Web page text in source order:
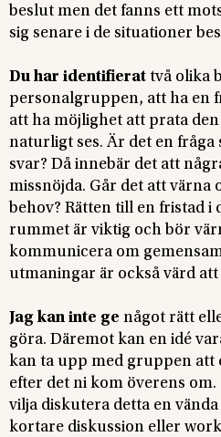
beslut men det fanns ett
sig senare i de situationer
Du har identifierat två olika
personalgruppen, att ha en
att ha möjlighet att prata
naturligt ses. Är det en fråga
svar? Då innebär det att
missnöjda. Går det att värna
behov? Rätten till en fristad i
rummet är viktig och bör
kommunicera om
utmaningar är också värd att
Jag kan inte ge något rätt
göra. Däremot kan en idé
kan ta upp med gruppen att
efter det ni kom överens
vilja diskutera detta en
kortare diskussion eller